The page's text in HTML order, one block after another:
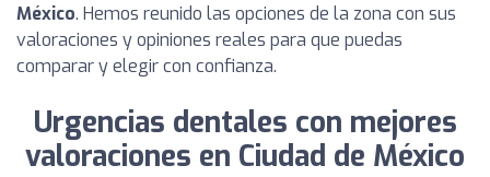
México. Hemos reunido las opciones de la zona con sus
valoraciones y opiniones reales para que puedas
comparar y elegir con confianza.
Urgencias dentales con mejores
valoraciones en Ciudad de México